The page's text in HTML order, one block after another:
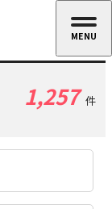
1,257 件
MENU